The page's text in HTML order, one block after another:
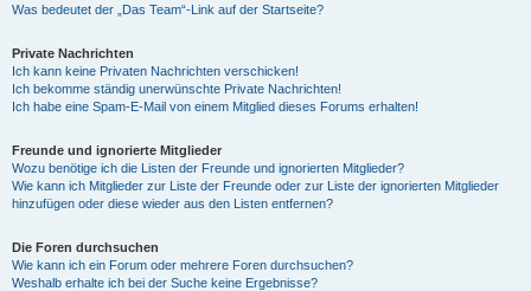
Was bedeutet der „Das Team“-Link auf der Startseite?
Private Nachrichten
Ich kann keine Privaten Nachrichten verschicken!
Ich bekomme ständig unerwünschte Private Nachrichten!
Ich habe eine Spam-E-Mail von einem Mitglied dieses Forums erhalten!
Freunde und ignorierte Mitglieder
Wozu benötige ich die Listen der Freunde und ignorierten Mitglieder?
Wie kann ich Mitglieder zur Liste der Freunde oder zur Liste der ignorierten Mitglieder
hinzufügen oder diese wieder aus den Listen entfernen?
Die Foren durchsuchen
Wie kann ich ein Forum oder mehrere Foren durchsuchen?
Weshalb erhalte ich bei der Suche keine Ergebnisse?